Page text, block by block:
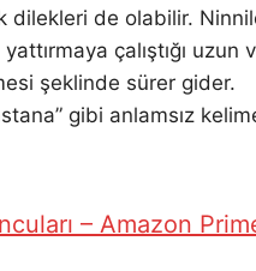
de olabilir.
çalıştığı
şeklinde sürer gider.
gibi anlamsız
– Amazon